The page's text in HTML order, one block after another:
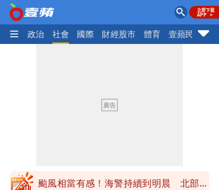
生活 政治 社會 國際 財經股市 體育 壹蘋民調
最新風雨預測！今天「9地區」達停班課
竹苗 雨襲12縣市
颱風相當有感！海警持續到明晨 北部風